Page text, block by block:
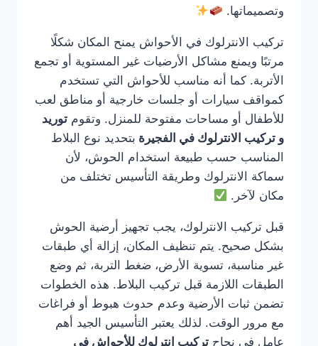
وتصميماتها.
تركيب الانترلوك في الأحواش يمنح المكان شكلًا
مرتبًا ويمنع مشاكل الأرضيات غير المستوية أو تجمع
الأتربة. كما أنه مناسب للأحواش التي تستخدم
كمواقف سيارات أو جلسات خارجية أو مناطق لعب
للأطفال أو مساحات مفتوحة للمنزل. وتقوم توريد
و تركيب الانترلوك في الفجيرة بتحديد نوع البلاط
المناسب حسب طبيعة استخدام الحوش، لأن
سماكة الانترلوك وطريقة التأسيس تختلف من
مكان لآخر.
قبل تركيب الانترلوك، يجب تجهيز أرضية الحوش
بشكل صحيح. يتم تنظيف المكان، إزالة أي طبقات
غير مناسبة، تسوية الأرض، ضغط التربة، ثم وضع
الطبقات اللازمة قبل تركيب البلاط. هذه الخطوات
تضمن ثبات الأرضية وعدم حدوث هبوط أو فراغات
مع مرور الوقت. لذلك يعتبر التأسيس الجيد أهم
عامل في نجاح تركيب انترلوك للأحواش في